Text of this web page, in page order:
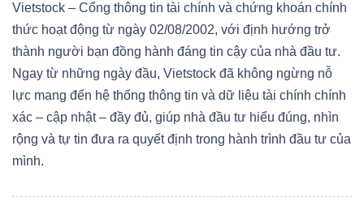
Vietstock – Cổng thông tin tài chính và chứng khoán chính
thức hoạt động từ ngày 02/08/2002, với định hướng trở
thành người bạn đồng hành đáng tin cậy của nhà đầu tư.
Ngay từ những ngày đầu, Vietstock đã không ngừng nỗ
lực mang đến hệ thống thông tin và dữ liệu tài chính chính
xác – cập nhật – đầy đủ, giúp nhà đầu tư hiểu đúng, nhìn
rộng và tự tin đưa ra quyết định trong hành trình đầu tư của
mình.
Bài
viết
của
tác
giả
(-)
Báo